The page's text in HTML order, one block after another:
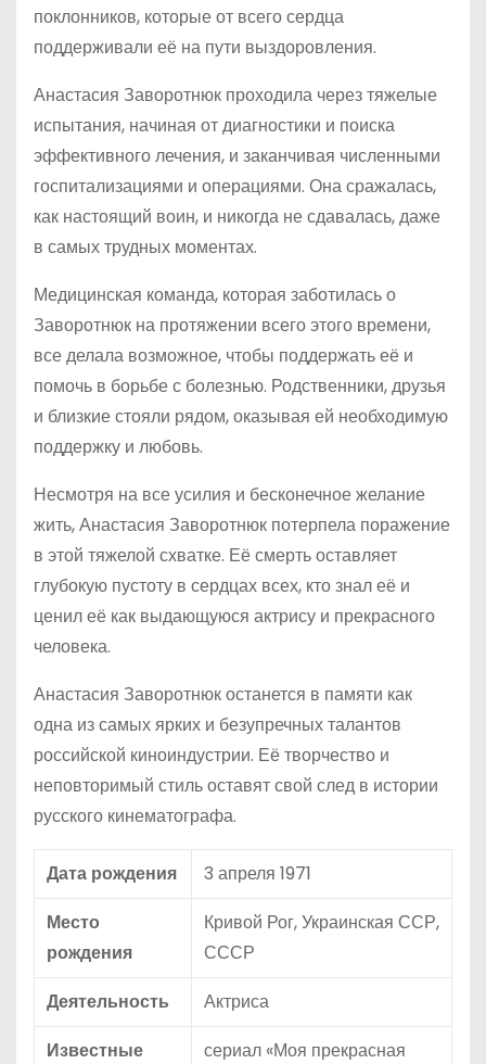
поклонников, которые от всего сердца
поддерживали её на пути выздоровления.
Анастасия Заворотнюк проходила через тяжелые
испытания, начиная от диагностики и поиска
эффективного лечения, и заканчивая численными
госпитализациями и операциями. Она сражалась,
как настоящий воин, и никогда не сдавалась, даже
в самых трудных моментах.
Медицинская команда, которая заботилась о
Заворотнюк на протяжении всего этого времени,
все делала возможное, чтобы поддержать её и
помочь в борьбе с болезнью. Родственники, друзья
и близкие стояли рядом, оказывая ей необходимую
поддержку и любовь.
Несмотря на все усилия и бесконечное желание
жить, Анастасия Заворотнюк потерпела поражение
в этой тяжелой схватке. Её смерть оставляет
глубокую пустоту в сердцах всех, кто знал её и
ценил её как выдающуюся актрису и прекрасного
человека.
Анастасия Заворотнюк останется в памяти как
одна из самых ярких и безупречных талантов
российской киноиндустрии. Её творчество и
неповторимый стиль оставят свой след в истории
русского кинематографа.
Дата рождения
3 апреля 1971
Место
рождения
Кривой Рог, Украинская ССР,
СССР
Деятельность
Актриса
Известные
сериал «Моя прекрасная